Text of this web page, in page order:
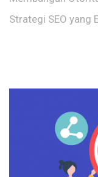
Strategi SEO yang